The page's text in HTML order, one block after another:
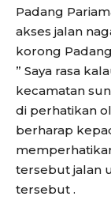
Padang
akses jalan
korong
” Saya rasa
kecamatan
di perhatikan
berharap
tersebut jalan
tersebut .